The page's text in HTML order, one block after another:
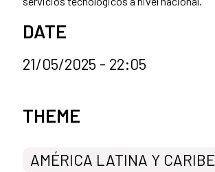
DATE
21/05/2025 - 22:05
News categories
THEME
AMÉRICA LATINA Y CARIBE